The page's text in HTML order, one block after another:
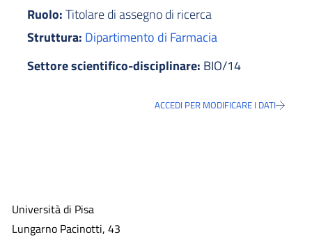
Ruolo:Titolare di assegno di ricerca
Struttura: Dipartimento di Farmacia
Settore scientifico-disciplinare: BIO/14
ACCEDI PER MODIFICARE I DATI
Università di Pisa
Lungarno Pacinotti, 43